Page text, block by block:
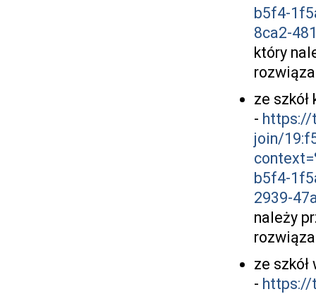
b5f4-
8ca2-
który
ze szkół
-
join/
b5f4-
2939-
należy
ze
-